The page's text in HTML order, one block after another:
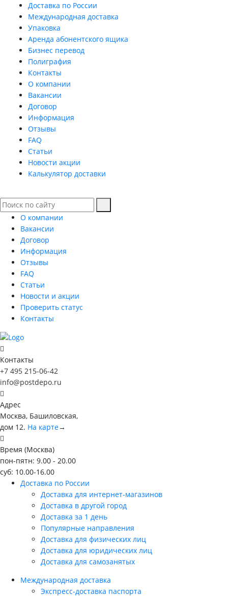
Доставка по России
Международная доставка
Упаковка
Аренда абонентского ящика
Бизнес перевод
Полиграфия
Контакты
О компании
Вакансии
Договор
Информация
Отзывы
FAQ
Статьи
Новости акции
Калькулятор доставки
О компании
Вакансии
Договор
Информация
Отзывы
FAQ
Статьи
Новости и акции
Проверить статус
Контакты
Контакты
+7 495 215-06-42
info@postdepo.ru
Адрес
Москва, Башиловская,
дом 12. На карте→
Время (Москва)
пон-пятн: 9.00 - 20.00
суб: 10.00-16.00
Доставка по России
Доставка для интернет-магазинов
Доставка в другой город
Доставка за 1 день
Популярные направления
Доставка для физических лиц
Доставка для юридических лиц
Доставка для самозанятых
Международная доставка
Экспресс-доставка паспорта